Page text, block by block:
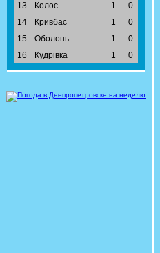
13
Колос 1
0
14
Кривбас 1
0
15
Оболонь 1
0
16
Кудрівка 1 0